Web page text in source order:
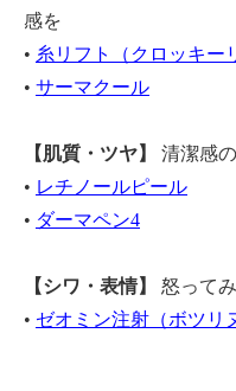
感を
• 糸リフト（クロッキー
• サーマクール
【肌質・ツヤ】
清潔感
• レチノールピール
• ダーマペン4
【シワ・表情】
怒って
• ゼオミン注射（ボツリ